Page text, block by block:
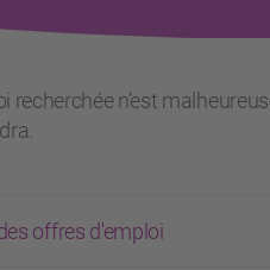
recherchée n’est
offres d'emploi